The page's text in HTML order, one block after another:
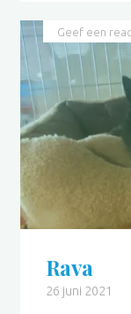
Geef een
Rava
26 juni 2021